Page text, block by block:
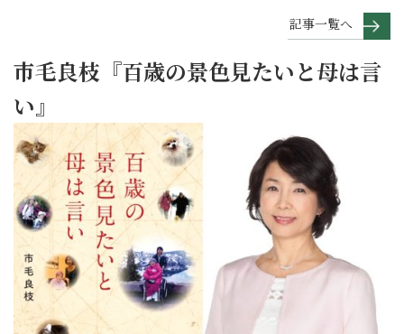
記事一覧へ
市毛良枝『百歳の景色見たいと母は言
い』